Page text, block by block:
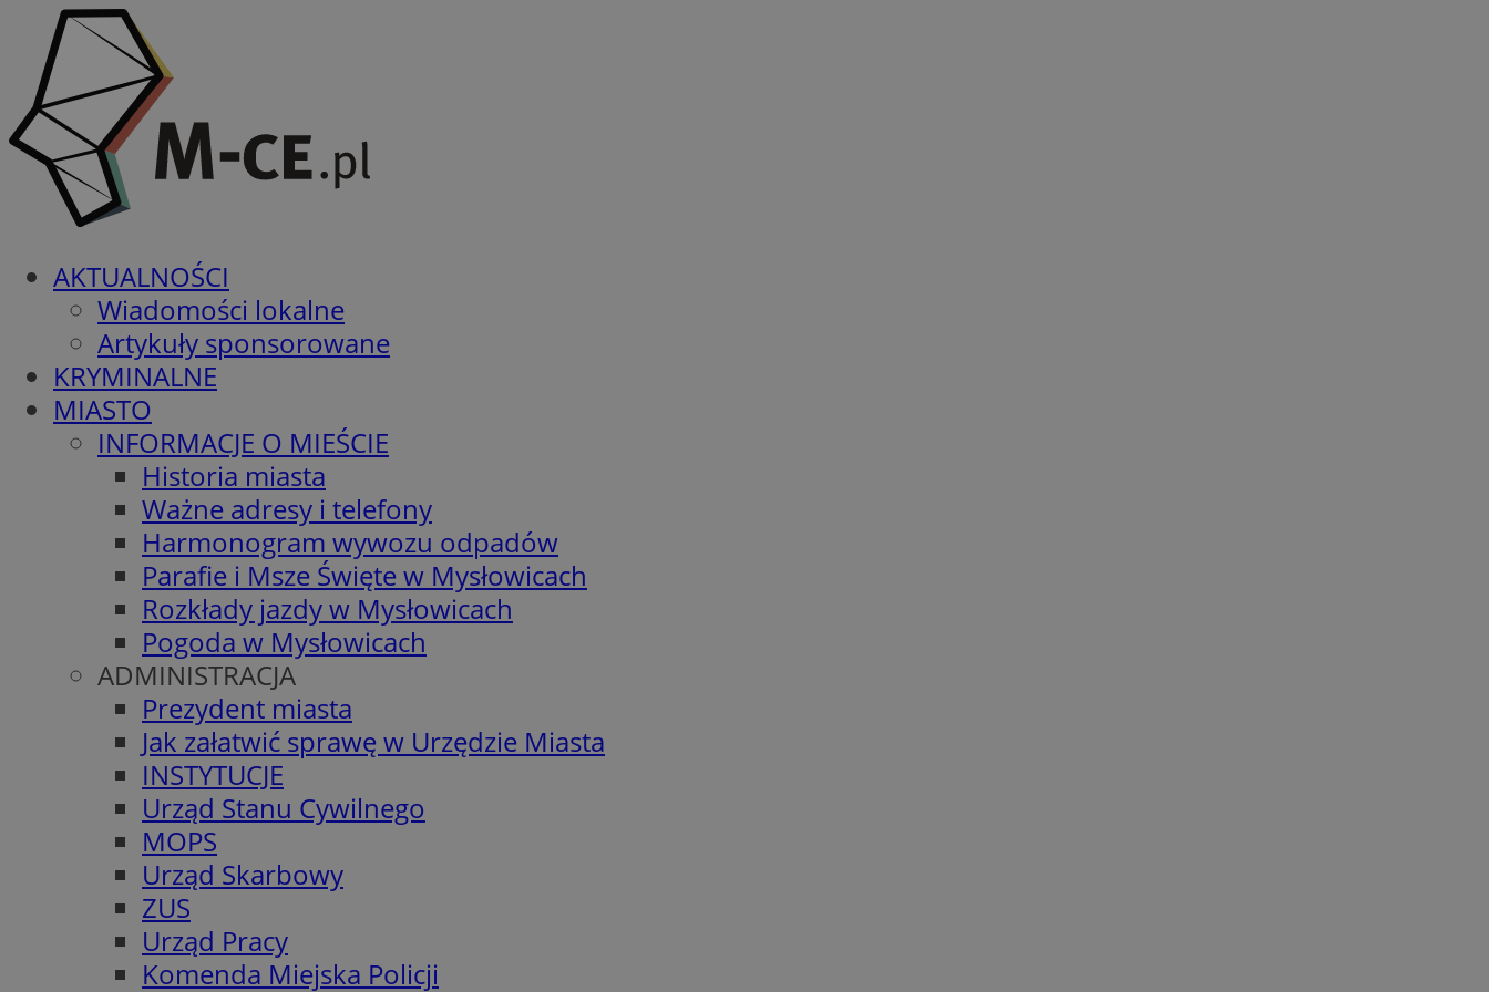
AKTUALNOŚCI
Wiadomości lokalne
Artykuły sponsorowane
KRYMINALNE
MIASTO
INFORMACJE O MIEŚCIE
Historia miasta
Ważne adresy i telefony
Harmonogram wywozu odpadów
Parafie i Msze Święte w Mysłowicach
Rozkłady jazdy w Mysłowicach
Pogoda w Mysłowicach
ADMINISTRACJA
Prezydent miasta
Jak załatwić sprawę w Urzędzie Miasta
INSTYTUCJE
Urząd Stanu Cywilnego
MOPS
Urząd Skarbowy
ZUS
Urząd Pracy
Komenda Miejska Policji